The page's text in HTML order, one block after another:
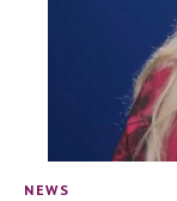
NEWS